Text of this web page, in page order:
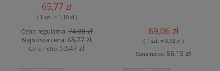
65,77 zł
( 1 szt. = 1,10 zł )
Cena regularna:74,88 zł
Najniższa cena:65,77 zł
Cena netto: 53,47 zł
69,06 zł
( 1 szt. = 0,92 zł )
Cena netto: 56,15 zł